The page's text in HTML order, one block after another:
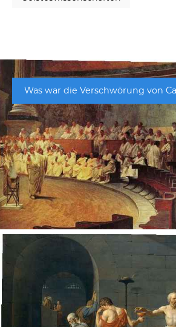
Was war die Verschwörung von